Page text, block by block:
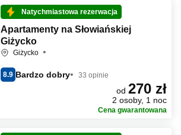
Natychmiastowa rezerwacja
Apartamenty na Słowiańskiej
Giżycko
Giżycko
8.9 Bardzo dobry 33 opinie
od 270 zł
2 osoby, 1 noc
Cena gwarantowana